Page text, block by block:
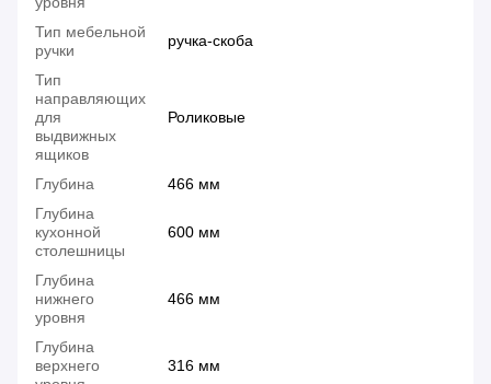
Тип мебельной
ручки
ручка-скоба
Тип
направляющих
для
выдвижных
ящиков
Роликовые
Глубина
466 мм
Глубина
кухонной
столешницы
600 мм
Глубина
нижнего
уровня
466 мм
Глубина
верхнего
316 мм